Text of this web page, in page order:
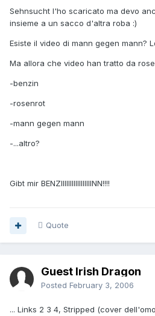
Sehnsucht l'ho scaricato ma devo
insieme a un sacco d'altra roba :)
Esiste il video di mann gegen mann?
Ma allora che video han tratto da
-benzin
-rosenrot
-mann gegen mann
-...altro?
Gibt mir BENZIIIIIIIIIIIIIIIIINN!!!!
Quote
Guest Irish Dragon
Posted February 3, 2006
... Links 2 3 4, Stripped (cover